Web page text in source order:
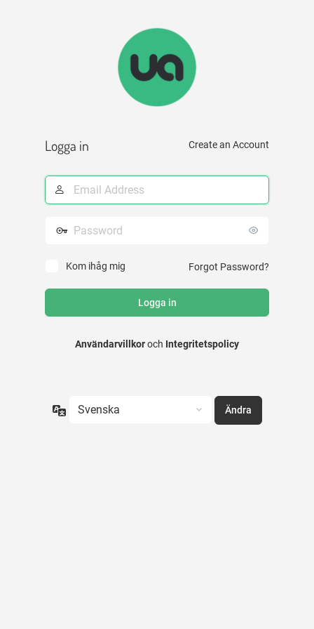
Logga in Create an Account
E-
postadress
Kom ihåg mig Forgot Password?
Användarvillkoroch Integritetspolicy
Språk